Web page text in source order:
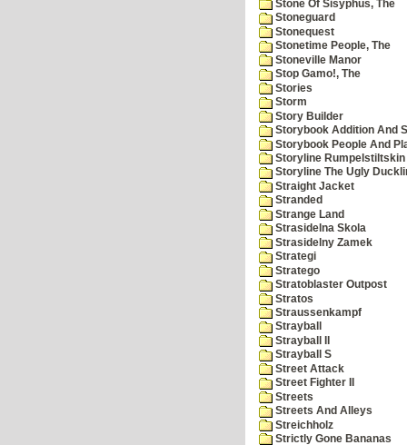
Stone Of Sisyphus, The
Stoneguard
Stonequest
Stonetime People, The
Stoneville Manor
Stop Gamo!, The
Stories
Storm
Story Builder
Storybook Addition And
Storybook People And
Storyline Rumpelstiltskin
Storyline The Ugly
Straight Jacket
Stranded
Strange Land
Strasidelna Skola
Strasidelny Zamek
Strategi
Stratego
Stratoblaster Outpost
Stratos
Straussenkampf
Strayball
Strayball II
Strayball S
Street Attack
Street Fighter II
Streets
Streets And Alleys
Streichholz
Strictly Gone Bananas